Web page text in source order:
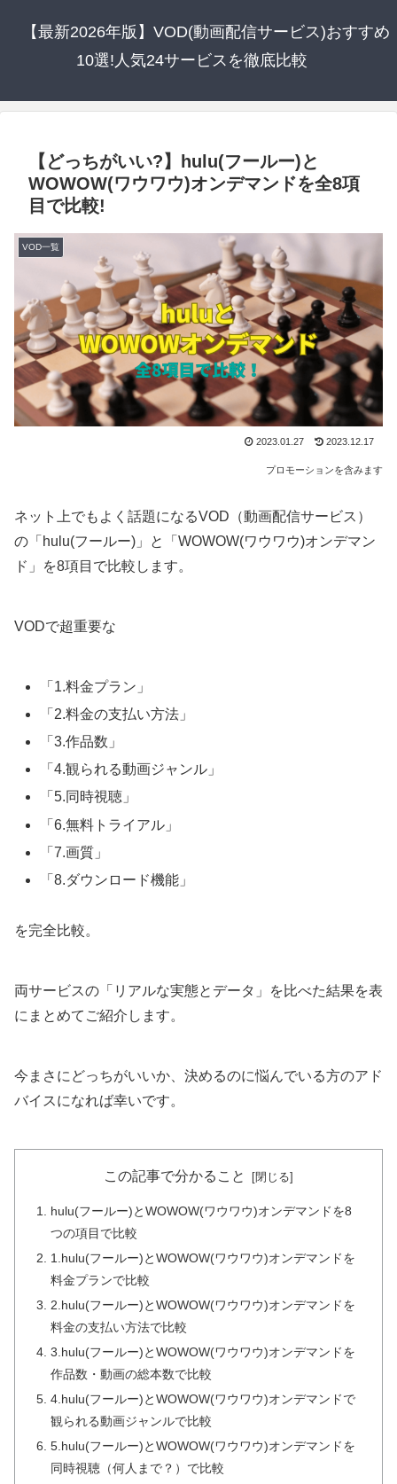
【最新2026年版】VOD(動画配信サービス)おすすめ
10選!人気24サービスを徹底比較
【どっちがいい?】hulu(フールー)と
WOWOW(ワウワウ)オンデマンドを全8項
目で比較!
VOD一覧
2023.01.27 2023.12.17
プロモーションを含みます
ネット上でもよく話題になるVOD（動画配信サービス）
の「hulu(フールー)」と「WOWOW(ワウワウ)オンデマン
ド」を8項目で比較します。
VODで超重要な
「1.料金プラン」
「2.料金の支払い方法」
「3.作品数」
「4.観られる動画ジャンル」
「5.同時視聴」
「6.無料トライアル」
「7.画質」
「8.ダウンロード機能」
を完全比較。
両サービスの「リアルな実態とデータ」を比べた結果を表
にまとめてご紹介します。
今まさにどっちがいいか、決めるのに悩んでいる方のアド
バイスになれば幸いです。
この記事で分かること
hulu(フールー)とWOWOW(ワウワウ)オンデマンドを8
つの項目で比較
1.hulu(フールー)とWOWOW(ワウワウ)オンデマンドを
料金プランで比較
2.hulu(フールー)とWOWOW(ワウワウ)オンデマンドを
料金の支払い方法で比較
3.hulu(フールー)とWOWOW(ワウワウ)オンデマンドを
作品数・動画の総本数で比較
4.hulu(フールー)とWOWOW(ワウワウ)オンデマンドで
観られる動画ジャンルで比較
5.hulu(フールー)とWOWOW(ワウワウ)オンデマンドを
同時視聴（何人まで？）で比較